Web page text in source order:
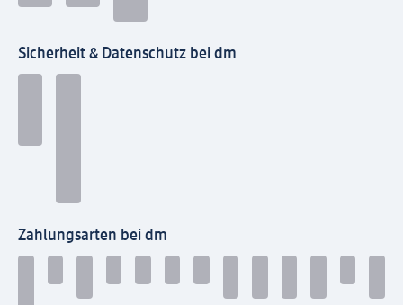
Sicherheit & Datenschutz bei dm
Zahlungsarten bei dm